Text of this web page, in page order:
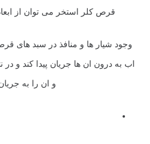
قرص کلر استخر می توان از
وجود شیار ها و منافذ در سبد های
اب به درون ان ها جریان پیدا کند و در
و ان را به جریان